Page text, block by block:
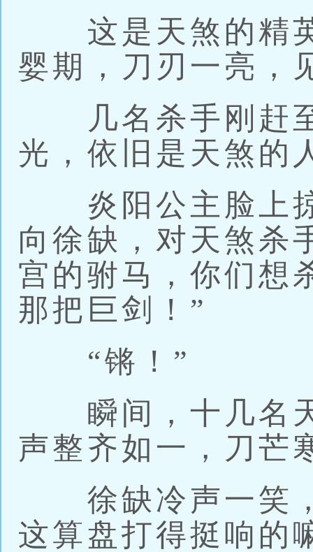
这是天煞的精英
婴期，刀刃一亮，
几名杀手刚赶至
光，依旧是天煞的
炎阳公主脸上掠
向徐缺，对天煞杀
宫的驸马，你们想
那把巨剑！”
“锵！”
瞬间，十几名天
声整齐如一，刀芒
徐缺冷声一笑，
这算盘打得挺响的